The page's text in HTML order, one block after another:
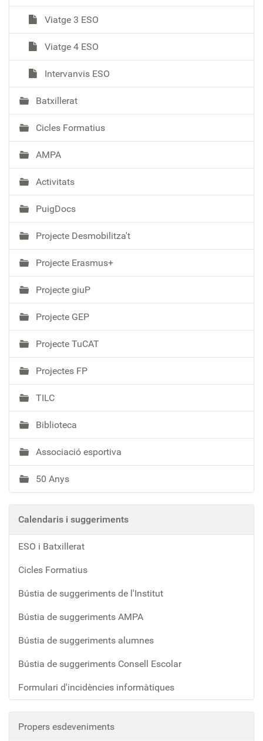
Viatge 3 ESO
Viatge 4 ESO
Intervanvis ESO
Batxillerat
Cicles Formatius
AMPA
Activitats
PuigDocs
Projecte Desmobilitza't
Projecte Erasmus+
Projecte giuP
Projecte GEP
Projecte TuCAT
Projectes FP
TILC
Biblioteca
Associació esportiva
50 Anys
Calendaris i suggeriments
ESO i Batxillerat
Cicles Formatius
Bústia de suggeriments de l'Institut
Bústia de suggeriments AMPA
Bústia de suggeriments alumnes
Bústia de suggeriments Consell Escolar
Formulari d'incidències informàtiques
Propers esdeveniments